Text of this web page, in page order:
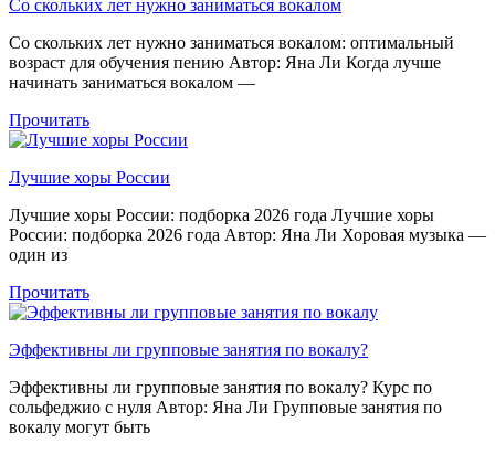
Со скольких лет нужно заниматься вокалом
Со скольких лет нужно заниматься вокалом: оптимальный
возраст для обучения пению Автор: Яна Ли Когда лучше
начинать заниматься вокалом —
Прочитать
Лучшие хоры России
Лучшие хоры России: подборка 2026 года Лучшие хоры
России: подборка 2026 года Автор: Яна Ли Хоровая музыка —
один из
Прочитать
Эффективны ли групповые занятия по вокалу?
Эффективны ли групповые занятия по вокалу? Курс по
сольфеджио с нуля Автор: Яна Ли Групповые занятия по
вокалу могут быть